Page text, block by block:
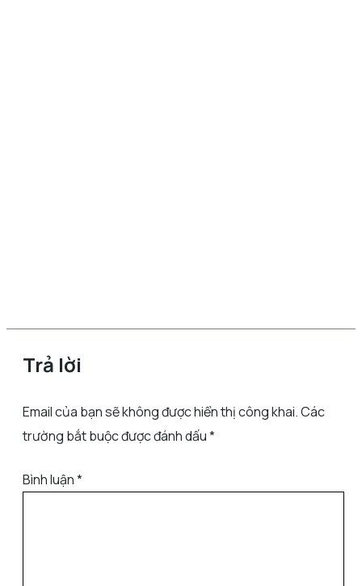
Trả lời
Email của bạn sẽ không được hiển thị công khai.Các
trường bắt buộc được đánh dấu*
Bình luận*